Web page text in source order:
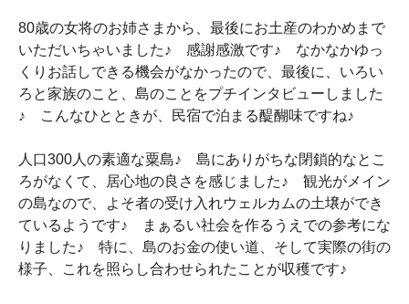
80歳の女将のお姉さまから、最後にお土産のわかめまで
いただいちゃいました♪ 感謝感激です♪ なかなかゆっ
くりお話しできる機会がなかったので、最後に、いろい
ろと家族のこと、島のことをプチインタビューしました
♪ こんなひとときが、民宿で泊まる醍醐味ですね♪
人口300人の素適な粟島♪ 島にありがちな閉鎖的なとこ
ろがなくて、居心地の良さを感じました♪ 観光がメイン
の島なので、よそ者の受け入れウェルカムの土壌ができ
ているようです♪ まぁるい社会を作るうえでの参考にな
りました♪ 特に、島のお金の使い道、そして実際の街の
様子、これを照らし合わせられたことが収穫です♪